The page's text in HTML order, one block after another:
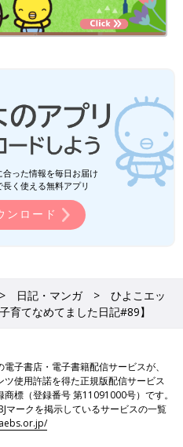
った情報を毎日お届け
く使える無料アプリ
ンロード
日記・マンガ
ひよこエッ
育てなめてました日記#89】
子書店・電子書籍配信サービスが、
ツ使用許諾を得た正規版配信サービス
標（登録番号 第11091000号）です。
マークを掲示しているサービスの一覧